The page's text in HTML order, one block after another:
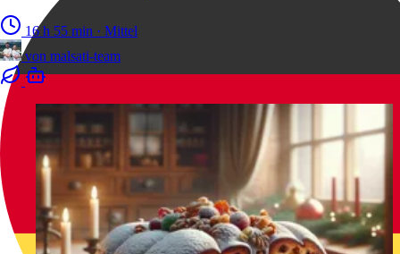
16 h 55 min · Mittel
von malsati-team